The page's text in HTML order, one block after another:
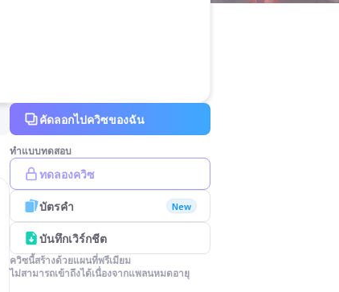
คัดลอกไปควิซของฉัน
ทำแบบทดสอบ
ทดลองควิซ
บัตรคำ New
บันทึกเวิร์กชีต
ควิซนี้สร้างด้วยแผนที่พรีเมียม
ไม่สามารถเข้าถึงได้เนื่องจากแพลนหมดอายุ